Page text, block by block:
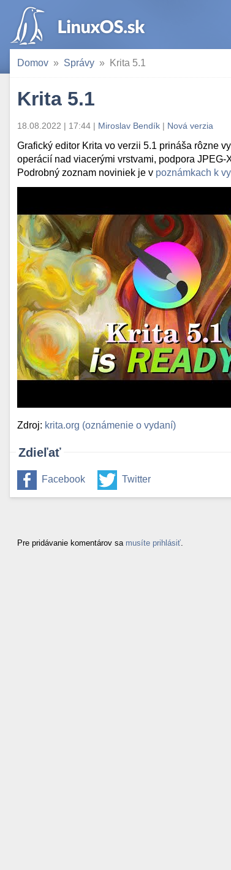
Domov Správy Krita 5.1
Krita 5.1
18.08.2022 | 17:44 | Miroslav Bendík | Nová verzia
Grafický editor Krita vo verzii 5.1 prináša rôzne
operácií nad viacerými vrstvami, podpora
Podrobný zoznam noviniek je v poznámkach k
Zdroj: krita.org (oznámenie o vydaní)
Zdieľať
Facebook Twitter
Pre pridávanie komentárov sa musíte prihlásiť